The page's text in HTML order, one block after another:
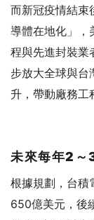
而新冠疫情結束
導體在地化」，
程與先進封裝業
步放大全球與台
升，帶動廠務工
未來每年2 ～
根據規劃，台積
650億美元，後